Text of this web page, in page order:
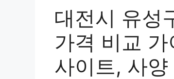
대전시 유성
가격 비교
사이트, 사양